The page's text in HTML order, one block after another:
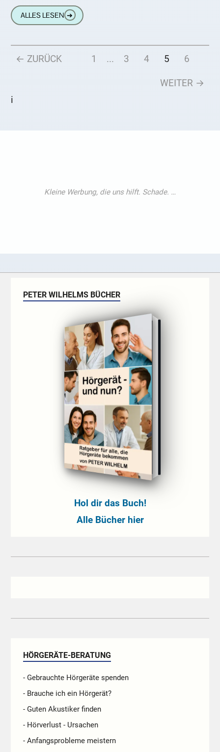
vertrieben unter dem Namen Omniton.
Dieses
ALLES LESEN ➔
← ZURÜCK 1 ... 3 4 5 6
WEITER →
i
PETER WILHELMS BÜCHER
Hol dir das Buch!
Alle Bücher hier
HÖRGERÄTE-BERATUNG
- Gebrauchte Hörgeräte spenden
- Brauche ich ein Hörgerät?
- Guten Akustiker finden
- Hörverlust - Ursachen
- Anfangsprobleme meistern